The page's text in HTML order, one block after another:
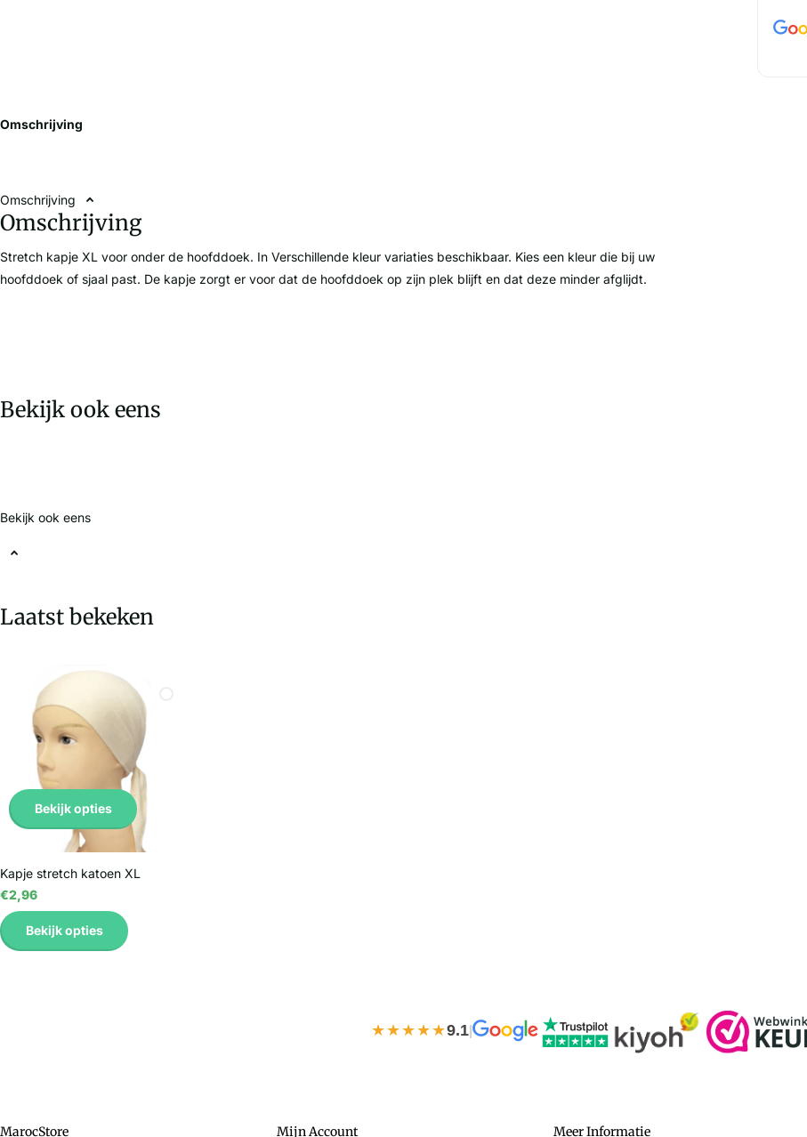
Omschrijving
Omschrijving
Omschrijving
Stretch kapje XL voor onder de hoofddoek. In Verschillende kleur variaties beschikbaar. Kies een kleur die bij uw
hoofddoek of sjaal past. De kapje zorgt er voor dat de hoofddoek op zijn plek blijft en dat deze minder afglijdt.
Bekijk ook eens
Bekijk ook eens
Laatst bekeken
Bekijk opties
Kapje stretch katoen XL
€2,96
Bekijk opties
★★★★★9.1|
MarocStore Mijn Account Meer Informatie